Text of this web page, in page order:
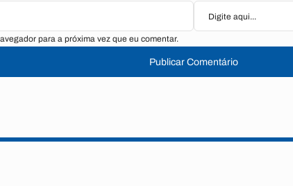
para a próxima vez que eu comentar.
Publicar Comentário